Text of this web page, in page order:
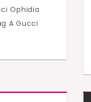
Ophidia
A Gucci